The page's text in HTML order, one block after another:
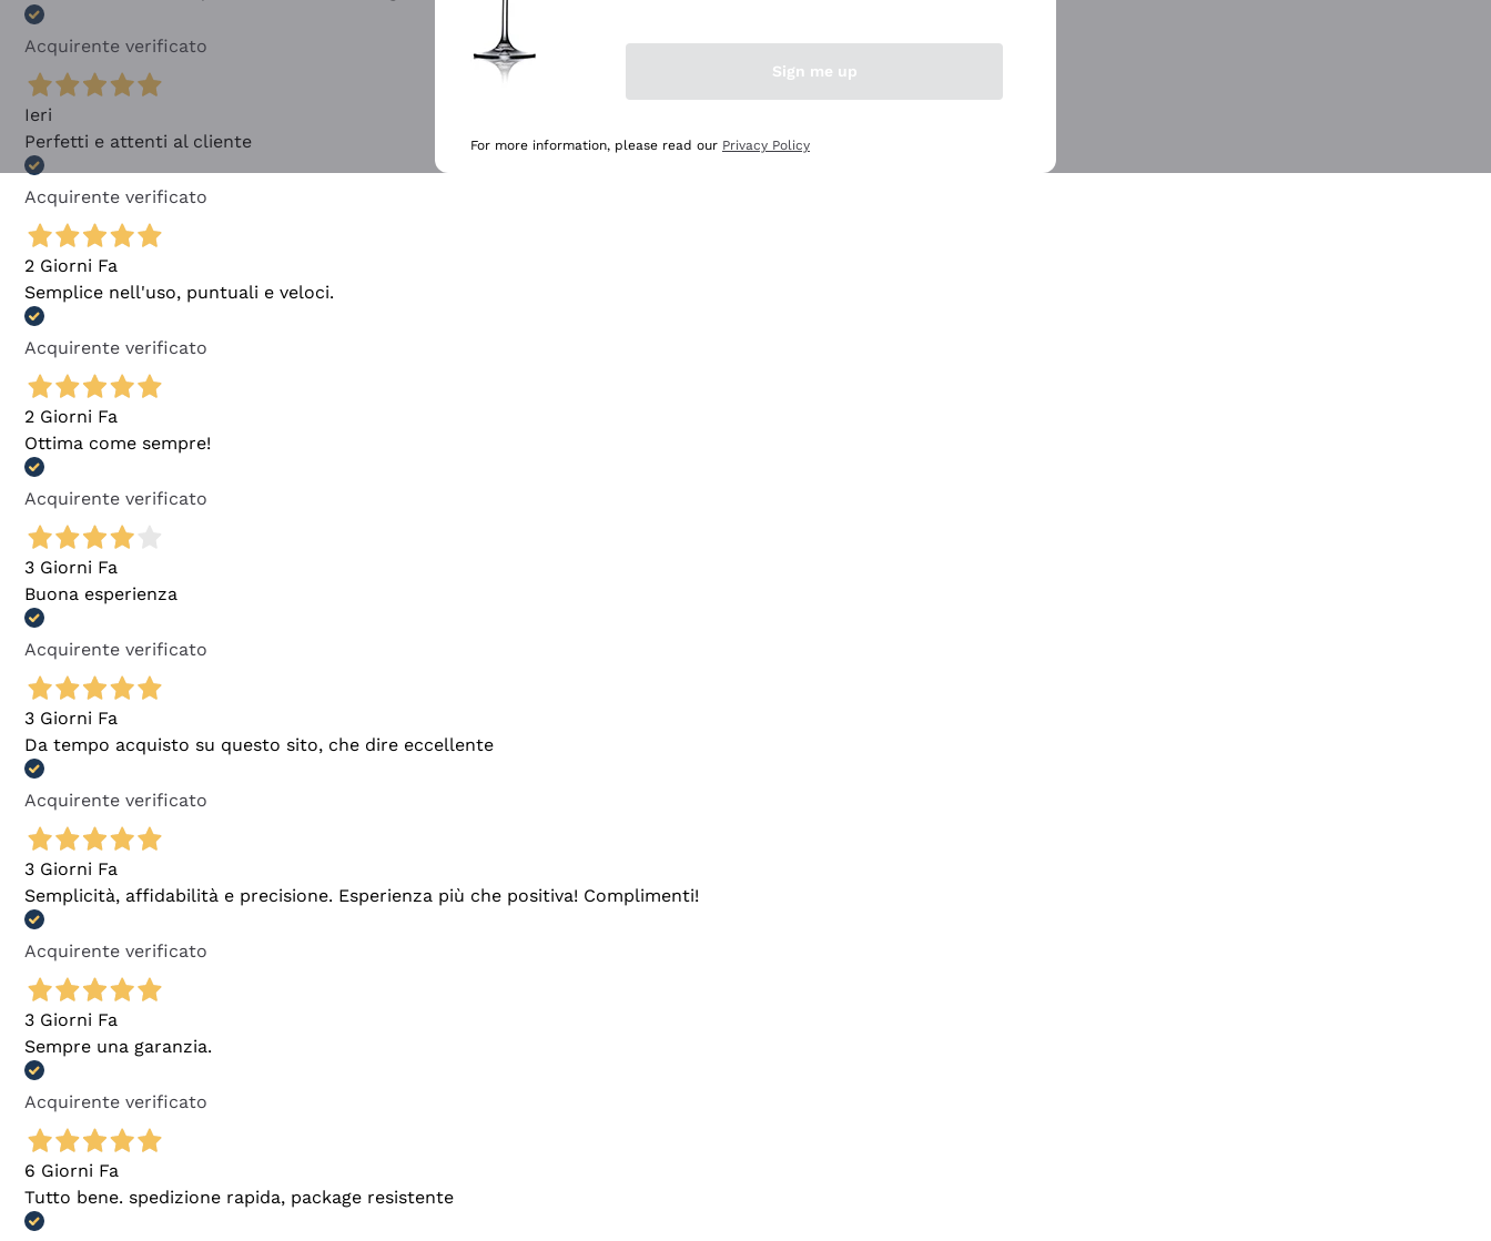
Acquirente verificato
Ieri
Perfetti e attenti al cliente
Acquirente verificato
2 Giorni Fa
Semplice nell'uso, puntuali e veloci.
Acquirente verificato
2 Giorni Fa
Ottima come sempre!
Acquirente verificato
3 Giorni Fa
Buona esperienza
Acquirente verificato
3 Giorni Fa
Da tempo acquisto su questo sito, che dire eccellente
Acquirente verificato
3 Giorni Fa
Semplicità, affidabilità e precisione. Esperienza più che positiva! Complimenti!
Acquirente verificato
3 Giorni Fa
Sempre una garanzia.
Acquirente verificato
6 Giorni Fa
Tutto bene. spedizione rapida, package resistente
Sign me up
For more information, please read our Privacy Policy